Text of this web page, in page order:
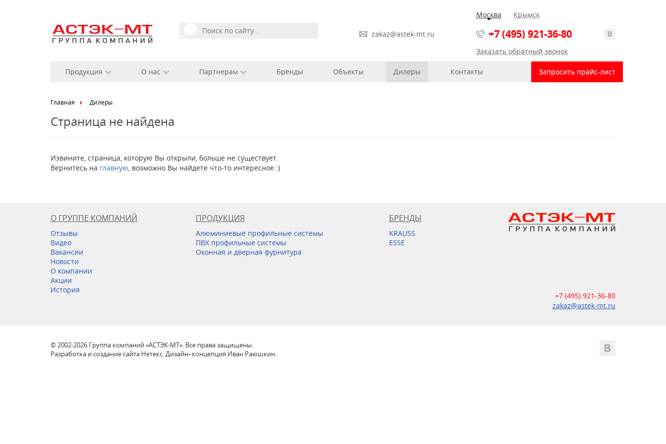
zakaz@astek-mt.ru
Москва Крымск
+7 (495) 921-36-80
Заказать обратный звонок
Продукция О нас Партнерам Бренды Объекты Дилеры Контакты Запросить прайс-лист
Главная Дилеры
Страница не найдена
Извините, страница, которую Вы открыли, больше не существует.
Вернитесь на главную, возможно Вы найдете что-то интересное :)
О ГРУППЕ КОМПАНИЙ
Отзывы
Видео
Вакансии
Новости
О компании
Акции
История
ПРОДУКЦИЯ
Алюминиевые профильные системы
ПВХ профильные системы
Оконная и дверная фурнитура
БРЕНДЫ
KRAUSS
ESSE
+7 (495) 921-36-80
zakaz@astek-mt.ru
© 2002-2026 Группа компаний «АСТЭК-МТ». Все права защищены.
Разработка и создание сайта Нетекс. Дизайн–концепция Иван Раюшкин.